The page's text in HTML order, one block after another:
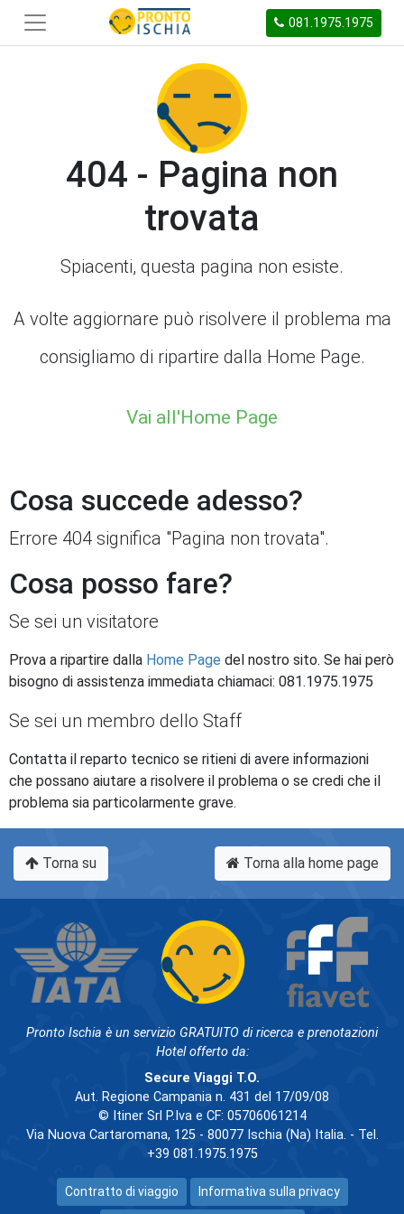
081.1975.1975
404 - Pagina non
trovata
Spiacenti, questa pagina non esiste.
A volte aggiornare può risolvere il problema ma
consigliamo di ripartire dalla Home Page.
Vai all'Home Page
Cosa succede adesso?
Errore 404 significa "Pagina non trovata".
Cosa posso fare?
Se sei un visitatore
Prova a ripartire dalla Home Page del nostro sito. Se hai però
bisogno di assistenza immediata chiamaci: 081.1975.1975
Se sei un membro dello Staff
Contatta il reparto tecnico se ritieni di avere informazioni
che possano aiutare a risolvere il problema o se credi che il
problema sia particolarmente grave.
Torna su Torna alla home page
Pronto Ischia è un servizio GRATUITO di ricerca e prenotazioni
Hotel offerto da:
Secure Viaggi T.O.
Aut. Regione Campania n. 431 del 17/09/08
© Itiner Srl P.Iva e CF: 05706061214
Via Nuova Cartaromana, 125 - 80077 Ischia (Na) Italia. - Tel.
+39 081.1975.1975
Contratto di viaggio Informativa sulla privacy